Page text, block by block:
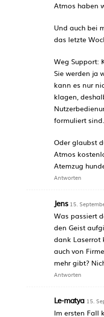
Atmos haben
Und auch bei
das letzte
Weg Support:
Sie werden ja
kann es nur
klagen,
formuliert sind.
Oder glaubst
Atmos
Atemzug
Antworten
Jens 15.
Was passiert
den Geist
dank Laserrot
auch von
mehr gibt?
Antworten
Le-matya 15.
Im ersten Fall